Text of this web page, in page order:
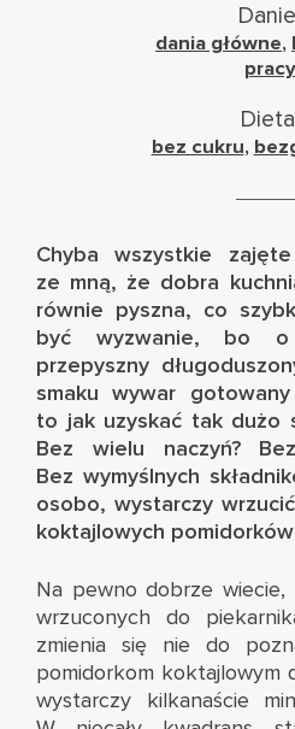
dania główne,
pracy
bez cukru,
Chyba wszystkie
ze mną, że dobra
równie pyszna, co
być wyzwanie, bo
przepyszny
smaku wywar
to jak uzyskać tak dużo
Bez wielu naczyń?
Bez wymyślnych
osobo, wystarczy
koktajlowych
Na pewno dobrze
wrzuconych do
zmienia się nie do
pomidorkom koktajlowym
wystarczy kilkanaście